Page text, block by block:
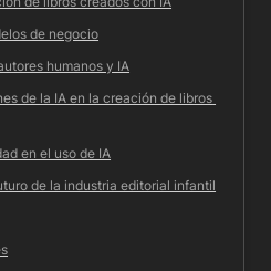
de negocio
humanos y IA
de la IA en la creación de libros
en el uso de IA
de la industria editorial infantil